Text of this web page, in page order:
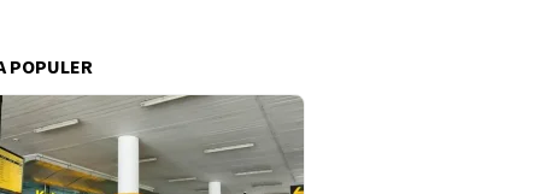
POPULER